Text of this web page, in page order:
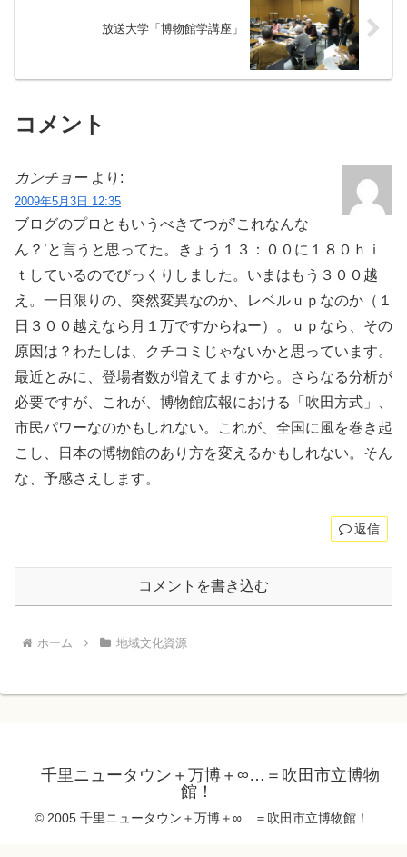
放送大学「博物館学講座」
コメント
カンチョー より:
2009年5月3日 12:35
ブログのプロともいうべきてつが’これなんな
ん？’と言うと思ってた。きょう１３：００に１８０ｈｉ
ｔしているのでびっくりしました。いまはもう３００越
え。一日限りの、突然変異なのか、レベルｕｐなのか（１
日３００越えなら月１万ですからねー）。ｕｐなら、その
原因は？わたしは、クチコミじゃないかと思っています。
最近とみに、登場者数が増えてますから。さらなる分析が
必要ですが、これが、博物館広報における「吹田方式」、
市民パワーなのかもしれない。これが、全国に風を巻き起
こし、日本の博物館のあり方を変えるかもしれない。そん
な、予感さえします。
返信
コメントを書き込む
ホーム 地域文化資源
千里ニュータウン＋万博＋∞…＝吹田市立博物
館！
© 2005 千里ニュータウン＋万博＋∞…＝吹田市立博物館！.